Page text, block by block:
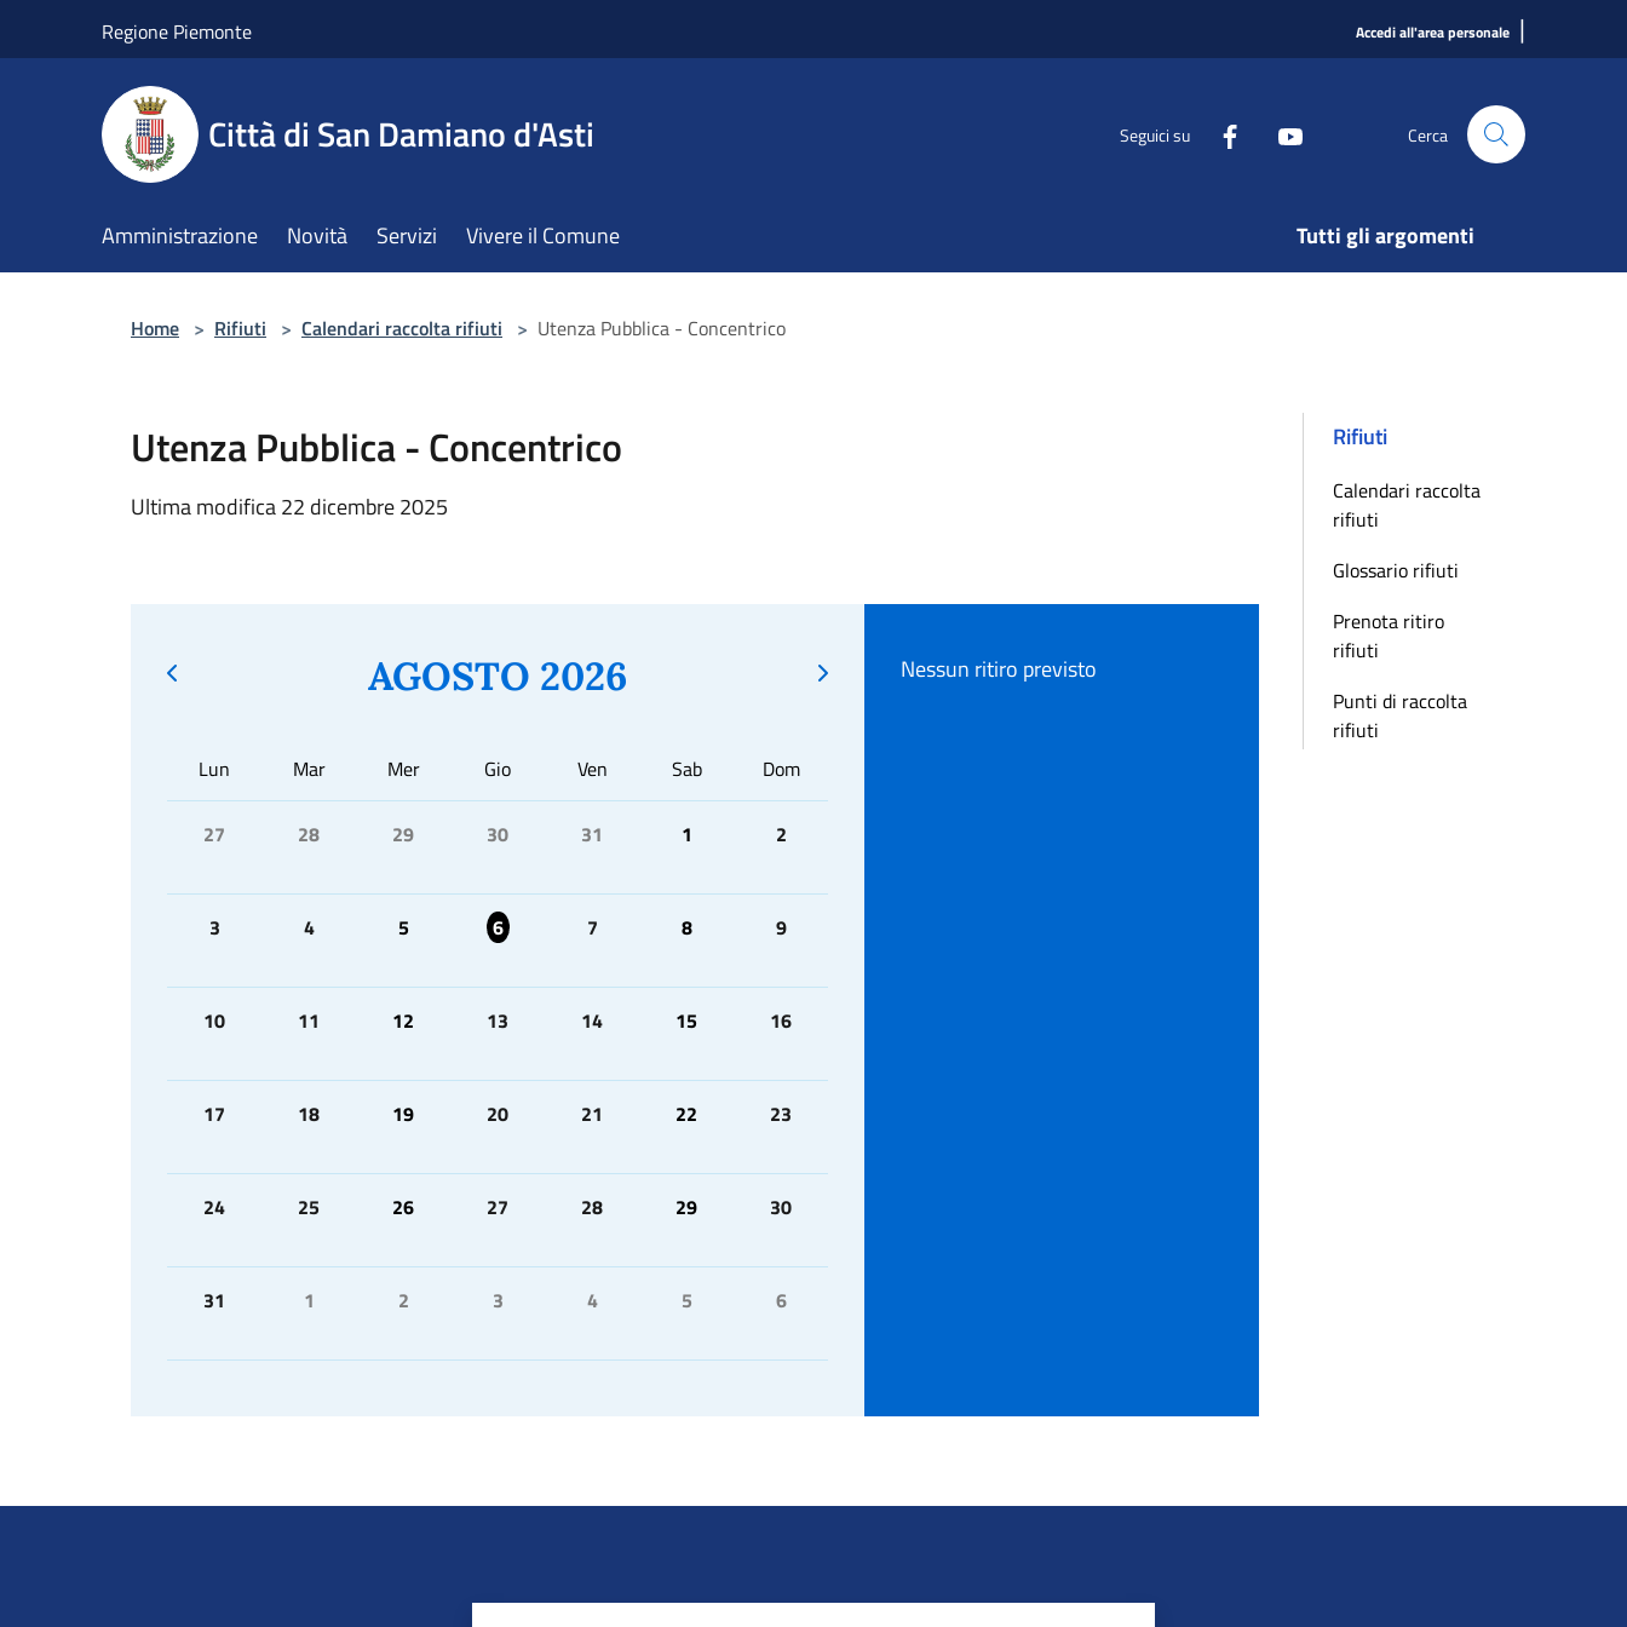
Regione Piemonte Accedi all'area personale |
Città di San Damiano d'Asti Seguici su Cerca
Amministrazione Novità Servizi Vivere il Comune Tutti gli argomenti
Home > Rifiuti > Calendari raccolta rifiuti > Utenza Pubblica - Concentrico
Utenza Pubblica - Concentrico
Ultima modifica 22 dicembre 2025
AGOSTO 2026
Lun Mar Mer Gio Ven Sab Dom
27 28 29 30 31 1 2
3 4 5 6 7 8 9
10 11 12 13 14 15 16
17 18 19 20 21 22 23
24 25 26 27 28 29 30
31 1 2 3 4 5 6
Nessun ritiro previsto
Rifiuti
Calendari raccolta
rifiuti
Glossario rifiuti
Prenota ritiro
rifiuti
Punti di raccolta
rifiuti